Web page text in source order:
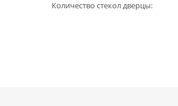
Количество стекол дверцы